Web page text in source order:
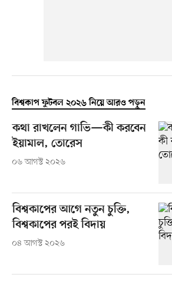
বিশ্বকাপ ফুটবল ২০২৬ নিয়ে আরও পড়ুন
কথা রাখলেন গাভি—কী করবেন
ইয়ামাল, তোরেস
০৬ আগস্ট ২০২৬
বিশ্বকাপের আগে নতুন চুক্তি,
বিশ্বকাপের পরই বিদায়
০৪ আগস্ট ২০২৬